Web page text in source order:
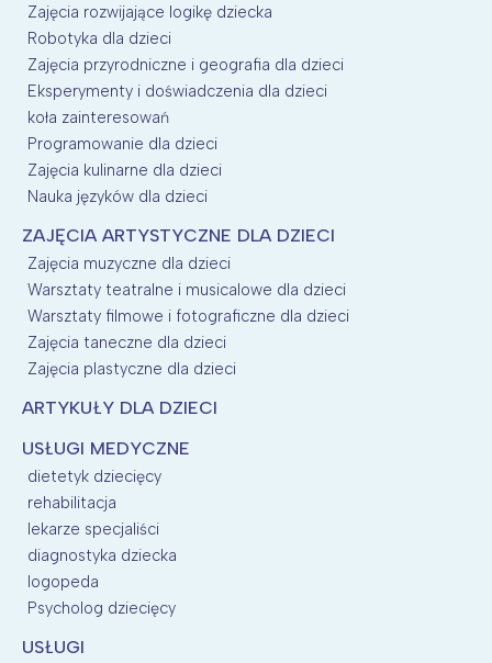
Zajęcia rozwijające logikę dziecka
Robotyka dla dzieci
Zajęcia przyrodniczne i geografia dla dzieci
Eksperymenty i doświadczenia dla dzieci
koła zainteresowań
Programowanie dla dzieci
Zajęcia kulinarne dla dzieci
Nauka języków dla dzieci
ZAJĘCIA ARTYSTYCZNE DLA DZIECI
Zajęcia muzyczne dla dzieci
Warsztaty teatralne i musicalowe dla dzieci
Warsztaty filmowe i fotograficzne dla dzieci
Zajęcia taneczne dla dzieci
Zajęcia plastyczne dla dzieci
ARTYKUŁY DLA DZIECI
USŁUGI MEDYCZNE
dietetyk dziecięcy
rehabilitacja
lekarze specjaliści
diagnostyka dziecka
logopeda
Psycholog dziecięcy
USŁUGI